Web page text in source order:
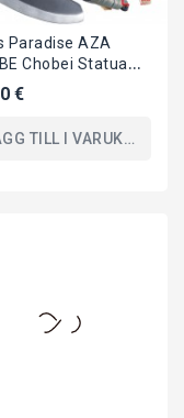
Paradise AZA
Chobei Statua
Vibration Stars
€
TILL I VARUKORGEN
TILL I VARUKORGEN